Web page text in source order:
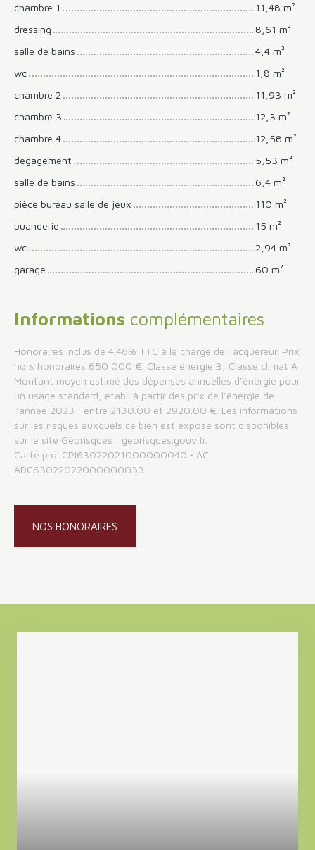
chambre 1
11,48 m²
dressing
8,61 m²
salle de bains
4,4 m²
wc
1,8 m²
chambre 2
11,93 m²
chambre 3
12,3 m²
chambre 4
12,58 m²
degagement
5,53 m²
salle de bains
6,4 m²
pièce bureau salle de jeux
110 m²
buanderie
15 m²
wc
2,94 m²
garage
60 m²
Informations complémentaires
Honoraires inclus de 4.46% TTC à la charge de l'acquéreur. Prix
hors honoraires 650 000 €. Classe énergie B, Classe climat A
Montant moyen estimé des dépenses annuelles d'énergie pour
un usage standard, établi à partir des prix de l'énergie de
l'année 2023 : entre 2130.00 et 2920.00 €. Les informations
sur les risques auxquels ce bien est exposé sont disponibles
sur le site Géorisques : georisques.gouv.fr.
Carte pro. CPI63022021000000040 • AC
ADC63022022000000033
NOS HONORAIRES